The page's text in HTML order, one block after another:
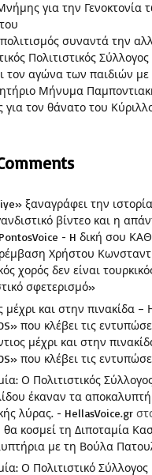
για την Γενοκτονία
συναντά την
Πολιτιστικός
τον αγώνα των παιδιών με
Μήνυμα
για τον θάνατο του
ξαναγράφει την
βίντεο και η
- H δική σου
Χρήστου
χορός δεν είναι
σφετερισμό»
μέχρι και στην πινακίδα –
που κλέβει τις
μέχρι και στην
που κλέβει τις
Ο Πολιτιστικός
έκαναν τα
λύρας. - HellasVoice.gr
κοσμεί τη Διποταμία
με τη Βούλα
Ο Πολιτιστικό